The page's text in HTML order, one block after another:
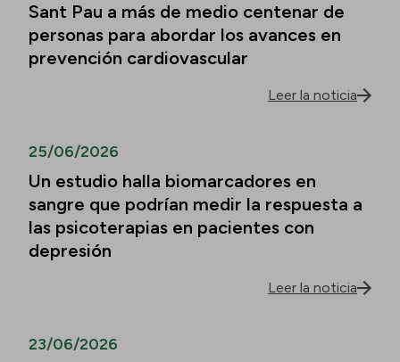
Sant Pau a más de medio centenar de
personas para abordar los avances en
prevención cardiovascular
Leer la noticia
25/06/2026
Un estudio halla biomarcadores en
sangre que podrían medir la respuesta a
las psicoterapias en pacientes con
depresión
Leer la noticia
23/06/2026